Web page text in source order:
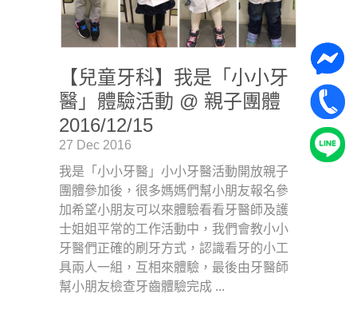
【兒童牙科】我是「小小牙
醫」體驗活動 @ 親子團體
2016/12/15
27 Dec 2016
我是「小小牙醫」小小牙醫活動開放親子
團體參加後，很多媽媽們幫小朋友報名參
加希望小朋友可以來體驗看看牙醫師及護
士姐姐平常的工作活動中，我們會教小小
牙醫們正確的刷牙方式，認識看牙的小工
具兩人一組，互相來體驗，最後由牙醫師
幫小朋友檢查牙齒體驗完成 ...